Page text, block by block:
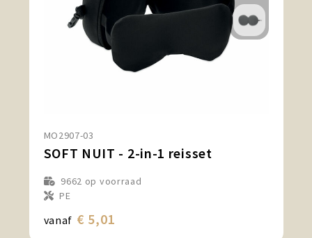
MO2907-03
SOFT NUIT - 2-in-1 reisset
9662 op voorraad
PE
vanaf € 5,01